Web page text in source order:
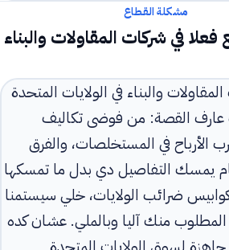
مشكلة القطاع
فعلا في شركات المقاولات والبناء
والبناء في الولايات المتحدة
عارف القصة: من فوضى تكاليف
الأرباح في المستخلصات، والفرق
يمسك التفاصيل دي بدل ما تمسكها
ضرائب الولايات، خلي سيستمنا
منك آليا وبالملي. عشان كده